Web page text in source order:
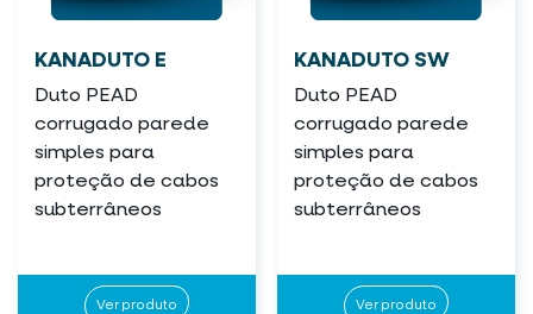
KANADUTO E
Duto PEAD
corrugado parede
simples para
proteção de cabos
subterrâneos
Ver produto
KANADUTO SW
Duto PEAD
corrugado parede
simples para
proteção de cabos
subterrâneos
Ver produto